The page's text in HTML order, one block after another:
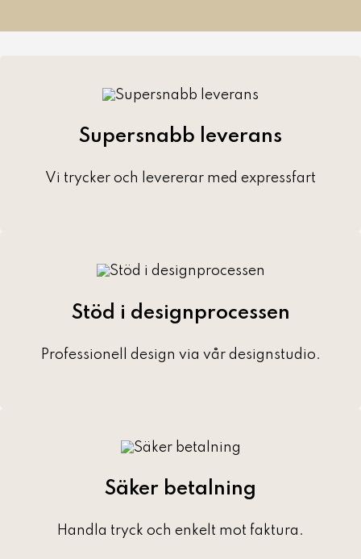
Supersnabb leverans
Vi trycker och levererar med expressfart
Stöd i designprocessen
Professionell design via vår designstudio.
Säker betalning
Handla tryck och enkelt mot faktura.